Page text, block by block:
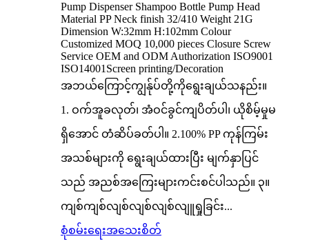
Pump Dispenser Shampoo Bottle Pump Head
Material PP Neck finish 32/410 Weight 21G
Dimension W:32mm H:102mm Colour
Customized MOQ 10,000 pieces Closure Screw
Service OEM and ODM Authorization ISO9001
ISO14001Screen printing/Decoration
အဘယ်ကြောင့်ကျွန်ုပ်တို့ကိုရွေးချယ်သနည်း။
1. ဝက်အူခလုတ်၊ အံဝင်ခွင်ကျပိတ်ပါ၊ ယိုစိမ့်မှုမ
ရှိအောင် တံဆိပ်ခတ်ပါ။ 2.100% PP ကုန်ကြမ်း
အသစ်များကို ရွေးချယ်ထားပြီး မျက်နှာပြင်
သည် အညစ်အကြေးများကင်းစင်ပါသည်။ ၃။
ကျစ်ကျစ်လျစ်လျစ်လျစ်လျူရှုခြင်း...
စုံစမ်းရေးအသေးစိတ်